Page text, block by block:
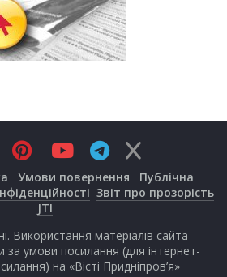
Умови повернення
Публічна
Звіт про прозорість
JTI
Використання матеріалів сайта
за умови посилання (для інтернет-
на «Вісті Придніпров’я»